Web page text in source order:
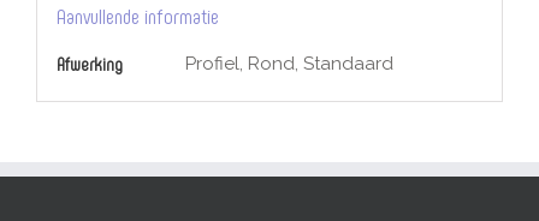
Aanvullende informatie
Afwerking Profiel, Rond, Standaard